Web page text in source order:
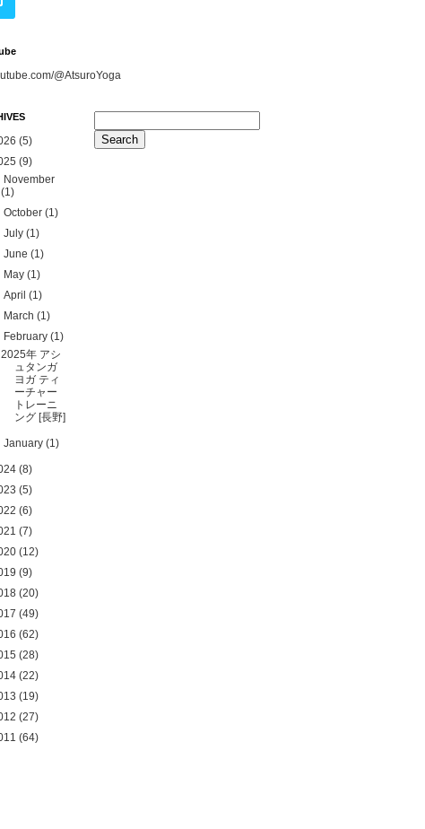
@AtsuroYoga
(5)
(9)
November
(1)
October (1)
July (1)
June (1)
May (1)
April (1)
March (1)
February (1)
2025年 アシ
ュタンガ
ヨガ ティ
ーチャー
トレーニ
ング [長野]
January (1)
(8)
(5)
(6)
(7)
(12)
(9)
(20)
(49)
(62)
(28)
(22)
(19)
(27)
(64)